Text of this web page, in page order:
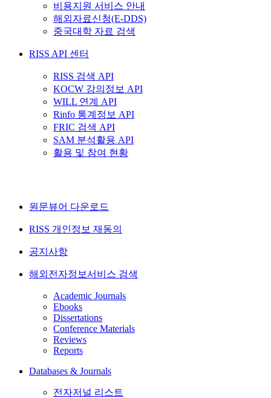
비용지원 서비스 안내
해외자료신청(E-DDS)
중국대학 자료 검색
RISS API 센터
RISS 검색 API
KOCW 강의정보 API
WILL 연계 API
Rinfo 통계정보 API
FRIC 검색 API
SAM 분석활용 API
활용 및 참여 현황
원문뷰어 다운로드
RISS 개인정보 재동의
공지사항
해외전자정보서비스 검색
Academic Journals
Ebooks
Dissertations
Conference Materials
Reviews
Reports
Databases & Journals
전자저널 리스트